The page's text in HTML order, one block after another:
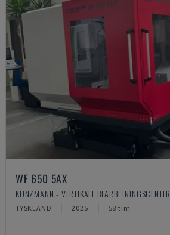
WF 650 5AX
KUNZMANN - VERTIKALT BEARBETNINGSCENTER
TYSKLAND 2025 58 tim.